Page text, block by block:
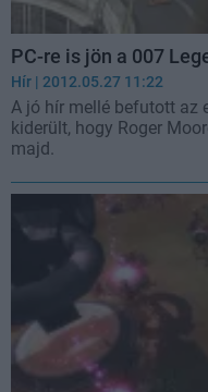
PC-re is jön a 007
Hír | 2012.05.27 11:22
A jó hír mellé befutott az
kiderült, hogy Roger
majd.